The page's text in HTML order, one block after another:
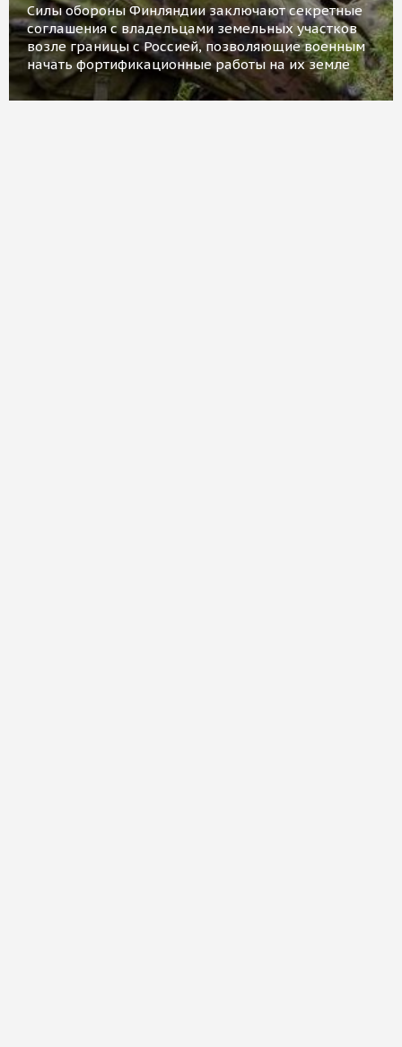
Силы обороны Финляндии заключают секретные
соглашения с владельцами земельных участков
возле границы с Россией, позволяющие военным
начать фортификационные работы на их земле